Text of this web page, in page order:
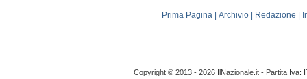
Prima Pagina |Archivio Redazione
Copyright © 2013 - 2026 IlNazionale.it - Partita Iva: